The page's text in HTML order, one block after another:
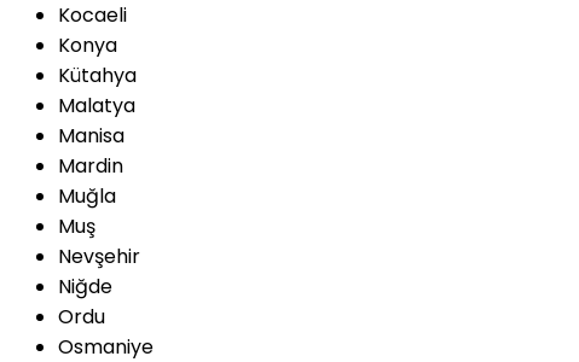
Kocaeli
Konya
Kütahya
Malatya
Manisa
Mardin
Muğla
Muş
Nevşehir
Niğde
Ordu
Osmaniye